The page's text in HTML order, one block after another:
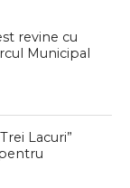
revine cu
Municipal
Lacuri”